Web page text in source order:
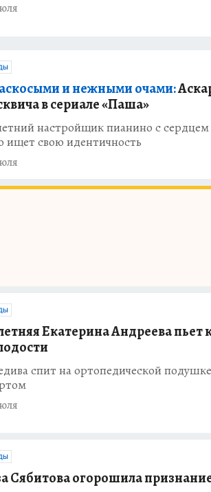
и нежными очами:
в сериале «Паша»
настройщик пианино с
ищет свою идентичность
Екатерина Андреева пьет
спит на ортопедической
Сябитова огорошила